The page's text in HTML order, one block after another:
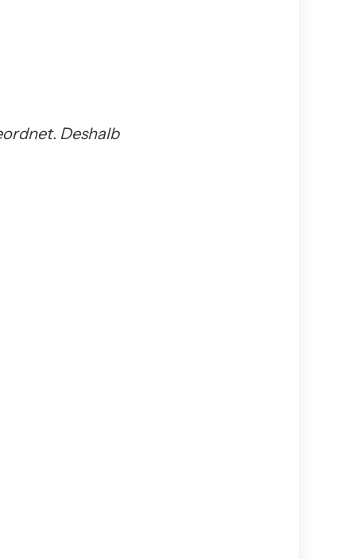
Deshalb